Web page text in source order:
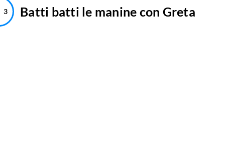
Batti batti le manine con Greta